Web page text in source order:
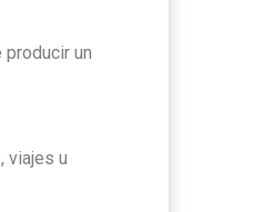
producir un
viajes u